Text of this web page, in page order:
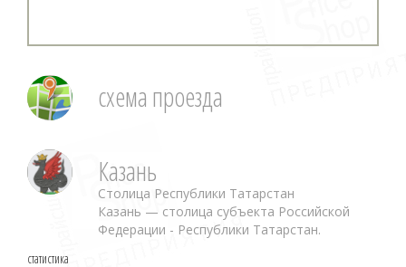
схема проезда
Казань
Столица Республики Татарстан
Казань — столица субъекта Российской
Федерации - Республики Татарстан.
статистика